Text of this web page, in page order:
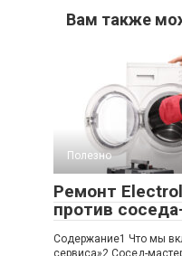
Вам также
Полезно
Ремонт
против
Содержание1 Что мы
сервиса»2 Сосед-